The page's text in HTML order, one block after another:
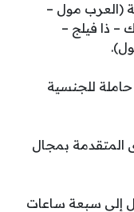
(العرب مول –
– ذا فيلج –
للجنسية
المتقدمة بمجال
إلى سبعة ساعات